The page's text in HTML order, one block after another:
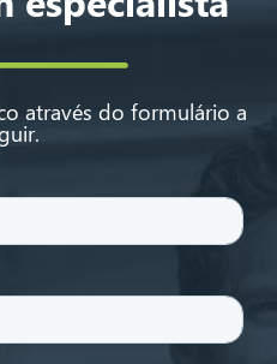
através do formulário a